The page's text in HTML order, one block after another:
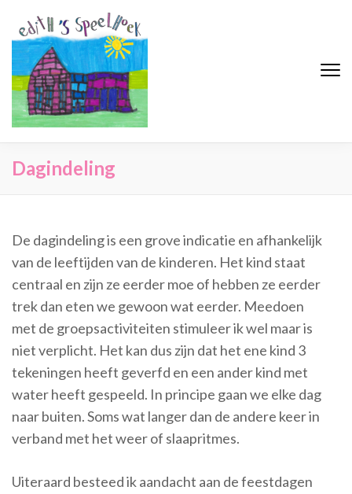
Edith's Speelhoek
Dagindeling
De dagindeling is een grove indicatie en afhankelijk
van de leeftijden van de kinderen. Het kind staat
centraal en zijn ze eerder moe of hebben ze eerder
trek dan eten we gewoon wat eerder. Meedoen
met de groepsactiviteiten stimuleer ik wel maar is
niet verplicht. Het kan dus zijn dat het ene kind 3
tekeningen heeft geverfd en een ander kind met
water heeft gespeeld. In principe gaan we elke dag
naar buiten. Soms wat langer dan de andere keer in
verband met het weer of slaapritmes.
Uiteraard besteed ik aandacht aan de feestdagen